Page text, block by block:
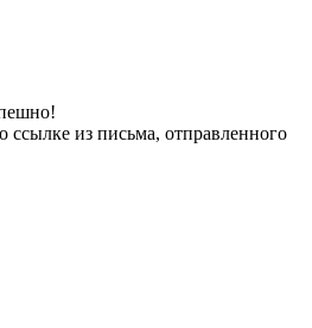
ссылке из письма, отправленного